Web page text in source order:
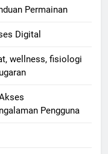
Permainan
Digital
wellness, fisiologi
Pengguna